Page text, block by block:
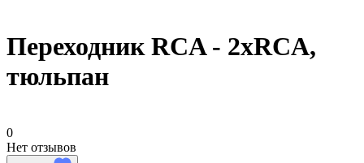
Переходник RCA - 2xRCA,
тюльпан
0
Нет отзывов